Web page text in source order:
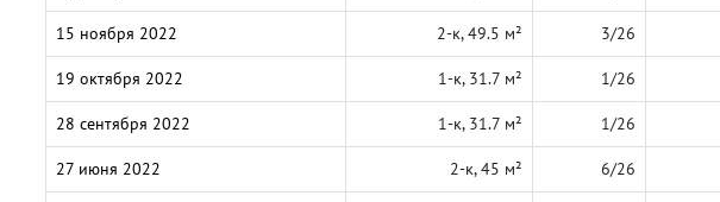
15 ноября 2022 2-к, 49.5 м² 3/26
19 октября 2022 1-к, 31.7 м² 1/26
28 сентября 2022 1-к, 31.7 м² 1/26
27 июня 2022 2-к, 45 м² 6/26